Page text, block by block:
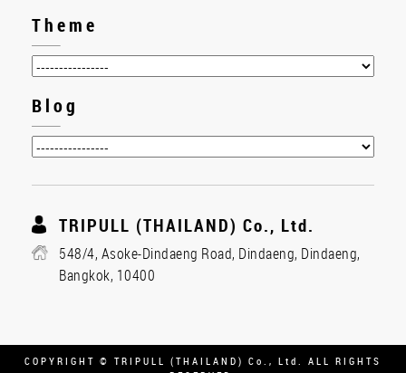
Theme
Blog
TRIPULL (THAILAND) Co., Ltd.
548/4, Asoke-Dindaeng Road, Dindaeng, Dindaeng,
Bangkok, 10400
COPYRIGHT © TRIPULL (THAILAND) Co., Ltd. ALL RIGHTS